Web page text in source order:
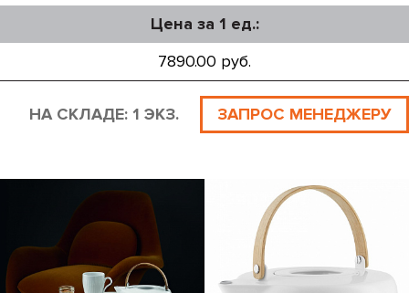
Цена за 1 ед.:
7890.00 руб.
ЗАПРОС МЕНЕДЖЕРУ
НА СКЛАДЕ: 1 ЭКЗ.